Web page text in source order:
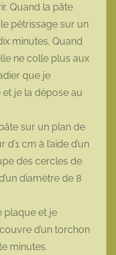
Quand la pâte
pétrissage sur un
minutes. Quand
ne colle plus aux
que je
et je la dépose au
sur un plan de
cm à l’aide d’un
des cercles de
diamètre de 8
plaque et je
d’un torchon
minutes.